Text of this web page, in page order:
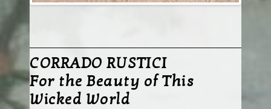
CORRADO RUSTICI
For the Beauty of This
Wicked World